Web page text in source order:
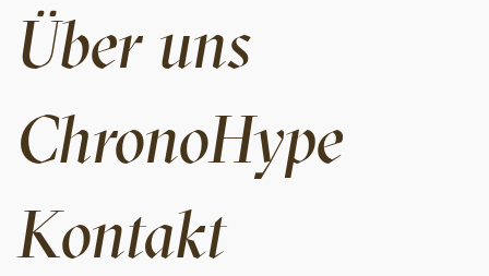
Über uns
ChronoHype
Kontakt